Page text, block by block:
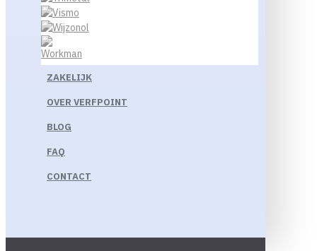
ZAKELIJK
OVER VERFPOINT
BLOG
FAQ
CONTACT